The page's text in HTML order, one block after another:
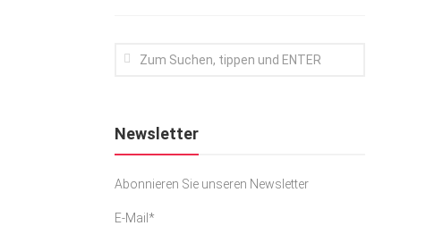
Newsletter
Abonnieren Sie unseren Newsletter
E-Mail*